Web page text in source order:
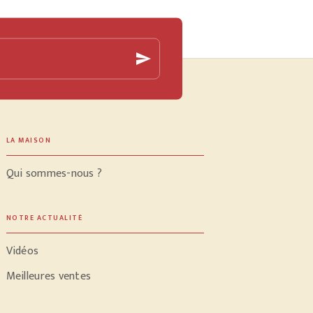
send
LA MAISON
Qui sommes-nous ?
NOTRE ACTUALITÉ
Vidéos
Meilleures ventes